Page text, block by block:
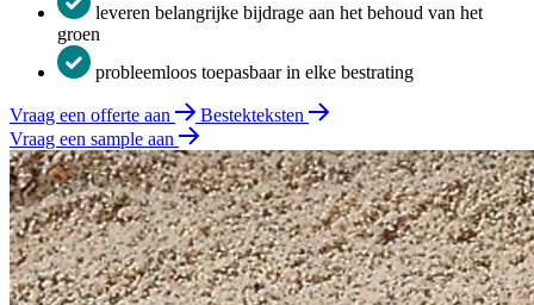
leveren belangrijke bijdrage aan het behoud van het
groen
probleemloos toepasbaar in elke bestrating
Vraag een offerte aan
Bestekteksten
Vraag een sample aan